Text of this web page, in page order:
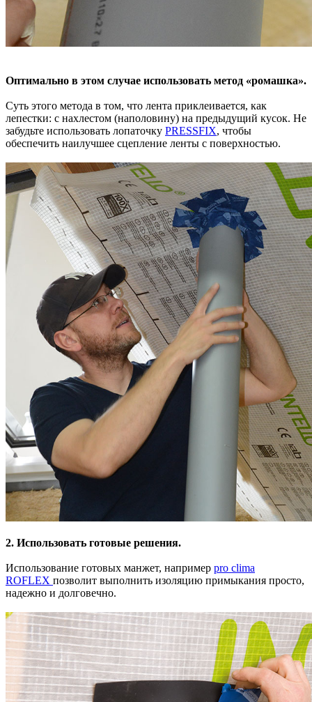
Оптимально в этом случае использовать метод «ромашка».
Суть этого метода в том, что лента приклеивается, как
лепестки: с нахлестом (наполовину) на предыдущий кусок. Не
забудьте использовать лопаточку PRESSFIX, чтобы
обеспечить наилучшее сцепление ленты с поверхностью.
2. Использовать готовые решения.
Использование готовых манжет, например pro clima
ROFLEX позволит выполнить изоляцию примыкания просто,
надежно и долговечно.